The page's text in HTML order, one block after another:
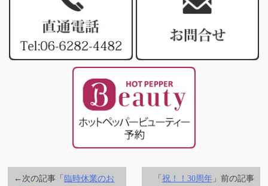
「 祝！！30周年」前の記事
←次の記事「 臨時休業のお